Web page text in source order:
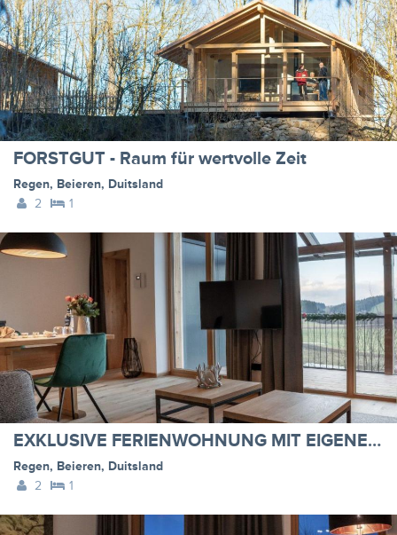
FORSTGUT - Raum für wertvolle Zeit
Regen, Beieren, Duitsland
2
1
EXKLUSIVE FERIENWOHNUNG MIT EIGENER SAUNA
Regen, Beieren, Duitsland
2
1